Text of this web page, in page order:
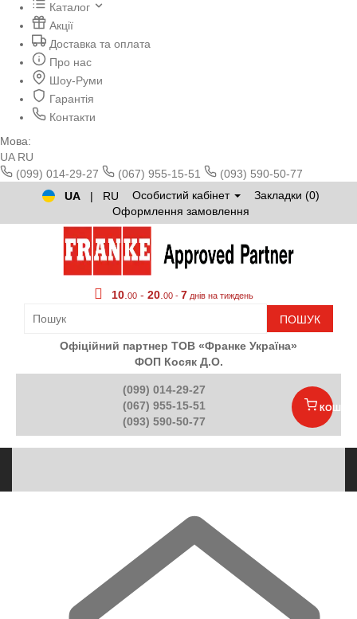
Каталог
Акції
Доставка та оплата
Про нас
Шоу-Руми
Гарантія
Контакти
Мова:
UA RU
(099) 014-29-27
(067) 955-15-51
(093) 590-50-77
UA
| RU Особистий кабінет
Закладки (0)
Оформлення замовлення
10 00 - 20 00 - 7 днів на тиждень
ПОШУК
Офіційний партнер ТОВ «Франке Україна»
ФОП Косяк Д.О.
(099) 014-29-27
(067) 955-15-51
(093) 590-50-77
КОШИК